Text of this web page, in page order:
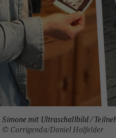
Simone mit Ultraschallbild /
© Corrigenda/Daniel Holfelder